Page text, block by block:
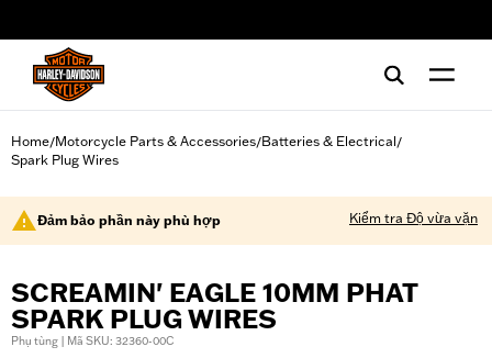
Home/Motorcycle Parts & Accessories/Batteries & Electrical/
Spark Plug Wires
Đảm bảo phần này phù hợp Kiểm tra Độ vừa vặn
SCREAMIN' EAGLE 10MM PHAT
SPARK PLUG WIRES
Phụ tùng | Mã SKU: 32360-00C